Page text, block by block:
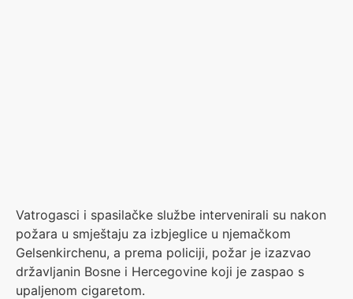
Vatrogasci i spasilačke službe intervenirali su nakon
požara u smještaju za izbjeglice u njemačkom
Gelsenkirchenu, a prema policiji, požar je izazvao
državljanin Bosne i Hercegovine koji je zaspao s
upaljenom cigaretom.